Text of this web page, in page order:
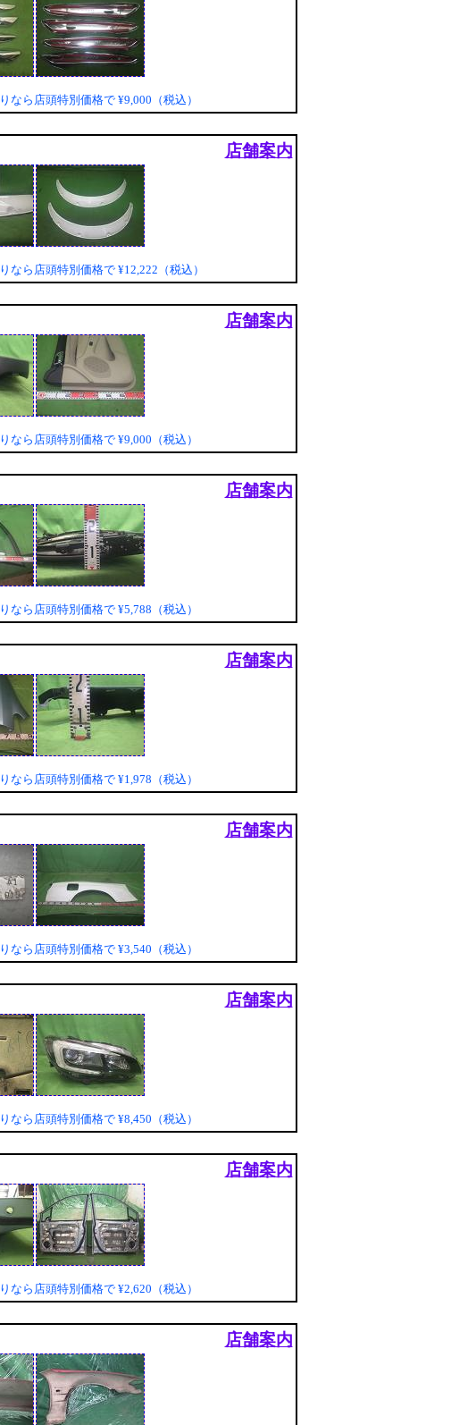
なら店頭特別価格で¥9,000（税込）
店舗案内
なら店頭特別価格で¥12,222（税込）
店舗案内
なら店頭特別価格で¥9,000（税込）
店舗案内
なら店頭特別価格で¥5,788（税込）
店舗案内
なら店頭特別価格で¥1,978（税込）
店舗案内
なら店頭特別価格で¥3,540（税込）
店舗案内
なら店頭特別価格で¥8,450（税込）
店舗案内
なら店頭特別価格で¥2,620（税込）
店舗案内